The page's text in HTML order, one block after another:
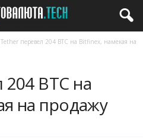
Tether перевел 204 BTC на Bitfinex, намекая на
BTC на
на продажу